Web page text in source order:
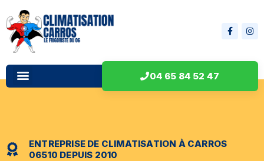
04 65 84 52 47
ENTREPRISE DE CLIMATISATION À CARROS
06510 DEPUIS 2010